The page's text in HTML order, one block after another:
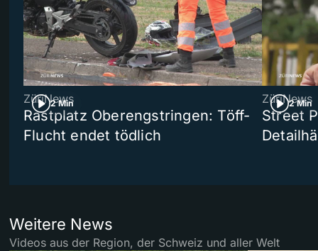
2 Min
ZüriNews
Rastplatz Oberengstringen: Töff-
Flucht endet tödlich
2 Min
ZüriNews
Street
Weitere News
Videos aus der Region, der Schweiz und aller Welt